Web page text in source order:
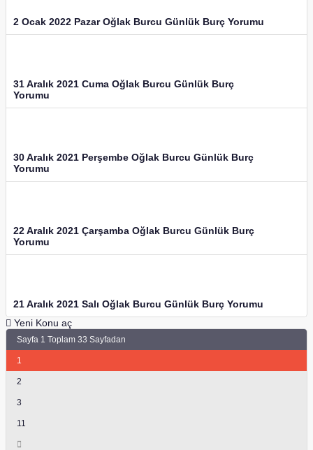
2 Ocak 2022 Pazar Oğlak Burcu Günlük Burç Yorumu
31 Aralık 2021 Cuma Oğlak Burcu Günlük Burç
Yorumu
30 Aralık 2021 Perşembe Oğlak Burcu Günlük Burç
Yorumu
22 Aralık 2021 Çarşamba Oğlak Burcu Günlük Burç
Yorumu
21 Aralık 2021 Salı Oğlak Burcu Günlük Burç Yorumu
Yeni Konu aç
Sayfa 1 Toplam 33 Sayfadan
1
2
3
11